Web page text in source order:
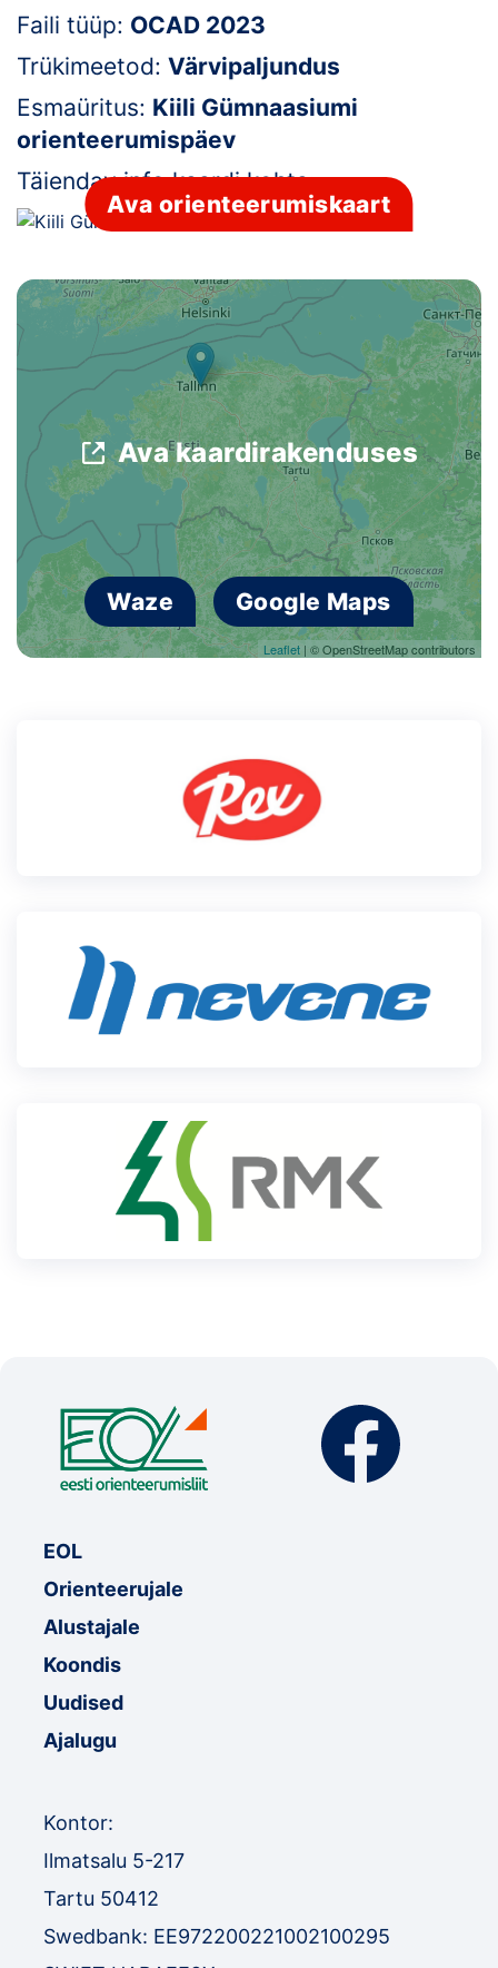
Klubid
Suletud maastikud
Püsirajad
Ajalugu
Koolitused
OTSI
Faili tüüp: OCAD 2023
Trükimeetod: Värvipaljundus
Esmaüritus: Kiili Gümnaasiumi
orienteerumispäev
Täiendav info kaardi kohta:-
Ava orienteerumiskaart
Leaflet | © OpenStreetMap contributors
Ava kaardirakenduses
Waze Google Maps
EOL
Orienteerujale
Alustajale
Koondis
Uudised
Ajalugu
Kontor:
Ilmatsalu 5-217
Tartu 50412
Swedbank: EE972200221002100295